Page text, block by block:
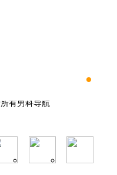
有男科导航
有男科导航